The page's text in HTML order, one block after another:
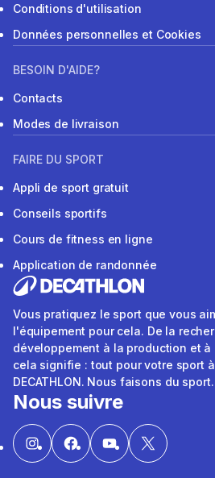
Conditions d'utilisation
Données personnelles et Cookies
BESOIN D'AIDE?
Contacts
Modes de livraison
FAIRE DU SPORT
Appli de sport gratuit
Conseils sportifs
Cours de fitness en ligne
Application de randonnée
Vous pratiquez le sport que vous
l'équipement pour cela. De la
développement à la production et à
cela signifie : tout pour votre sport
DECATHLON. Nous faisons du sport.
Nous suivre